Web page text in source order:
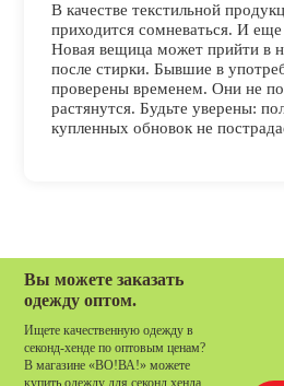
В качестве текстильной
приходится сомневаться. И
Новая вещица может прийти в
после стирки. Бывшие в
проверены временем. Они не
растянутся. Будьте уверены:
купленных обновок не
Вы можете заказать
одежду оптом.
Ищете качественную одежду в
секонд-хенде по оптовым ценам?
В магазине «ВО!ВА!» можете
купить одежду для секонд хенда